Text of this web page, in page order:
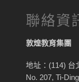
聯絡資
敦煌教育集團
地址：(114) 台
No. 207, Ti-